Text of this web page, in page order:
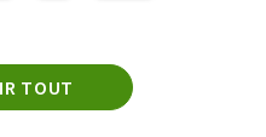
TOUT